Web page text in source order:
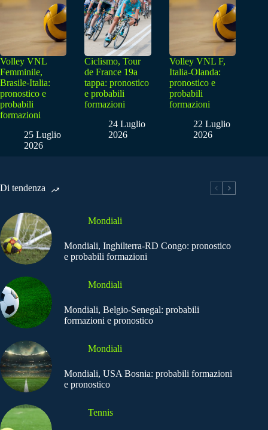
Volley VNL
Femminile,
Brasile-Italia:
pronostico e
probabili
formazioni
25 Luglio
2026
Ciclismo, Tour
de France 19a
tappa: pronostico
e probabili
formazioni
24 Luglio
2026
Volley VNL F,
Italia-Olanda:
pronostico e
probabili
formazioni
22 Luglio
2026
Di tendenza
Mondiali
Mondiali, Inghilterra-RD Congo: pronostico
e probabili formazioni
Mondiali
Mondiali, Belgio-Senegal: probabili
formazioni e pronostico
Mondiali
Mondiali, USA Bosnia: probabili formazioni
e pronostico
Tennis